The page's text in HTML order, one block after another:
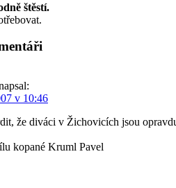
štěstí.
v 10:46
že diváci v Žichovicích jsou
kopané Kruml Pavel